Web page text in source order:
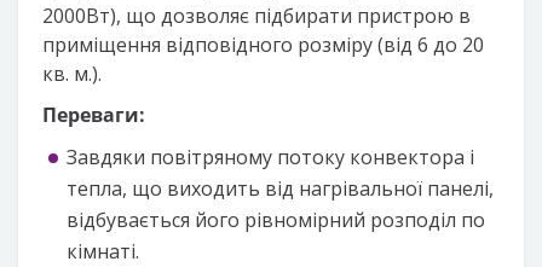
2000Вт), що дозволяє підбирати пристрою в
приміщення відповідного розміру (від 6 до 20
кв. м.).
Переваги:
Завдяки повітряному потоку конвектора і
тепла, що виходить від нагрівальної панелі,
відбувається його рівномірний розподіл по
кімнаті.